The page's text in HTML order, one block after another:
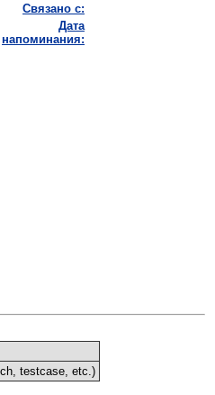
Связано с:
Дата
напоминания:
testcase, etc.)